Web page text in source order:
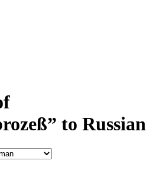
to Russian